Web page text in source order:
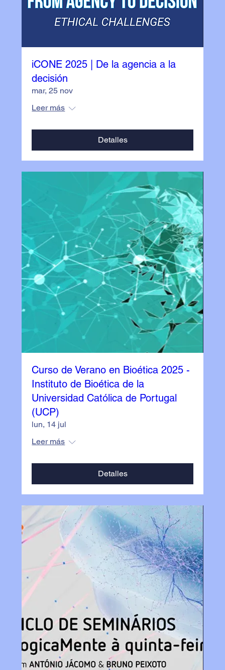
iCONE 2025 | De la agencia a la
decisión
mar, 25 nov
Leer más
Detalles
Curso de Verano en Bioética 2025 -
Instituto de Bioética de la
Universidad Católica de Portugal
(UCP)
lun, 14 jul
Leer más
Detalles